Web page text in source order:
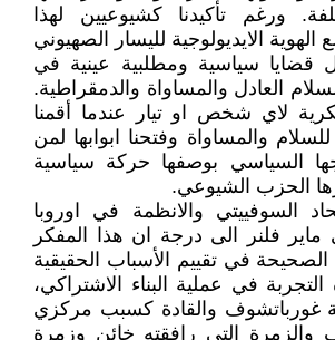
ورغم تأكيدنا كشيوعيين لهذا
الهوية الايديولوجية لليسار الصهيوني
قضايا سياسية ومطلبية عينية في
العادل والمساواة والدمقراطية.
لاي شخص او تيار عندما أقمنا
والمساواة وفتحنا ابوابها لمن
السياسي بوصفها حركة سياسية
الحزب الشيوعي.
السوفييتي والانظمة في اوروبا
ماير فلنر الى درجة ان هذا المفكر
الصحيحة في تقييم الأسباب الحقيقية
في عملية البناء الاشتراكي،
غورباتشوف والقادة كسبب مركزي
التي رافقته خائن وزمرة